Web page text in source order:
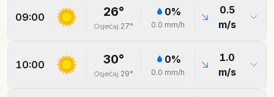
09:00 26°
Osjećaj 27°
0%
0.0 mm/h
0.5
m/s
10:00 30°
Osjećaj 29°
0%
0.0 mm/h
1.0
m/s